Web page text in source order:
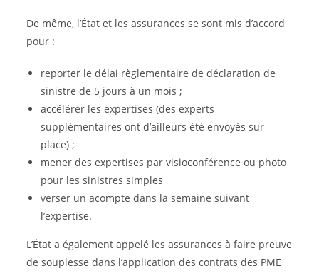
De même, l’État et les assurances se sont mis d’accord
pour :
reporter le délai règlementaire de déclaration de
sinistre de 5 jours à un mois ;
accélérer les expertises (des experts
supplémentaires ont d’ailleurs été envoyés sur
place) ;
mener des expertises par visioconférence ou photo
pour les sinistres simples
verser un acompte dans la semaine suivant
l’expertise.
L’État a également appelé les assurances à faire preuve
de souplesse dans l’application des contrats des PME